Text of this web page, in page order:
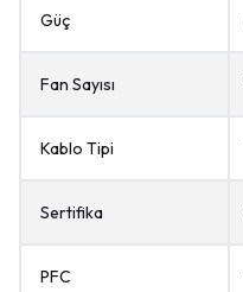
Güç
Fan Sayısı
Kablo Tipi
Sertifika
PFC